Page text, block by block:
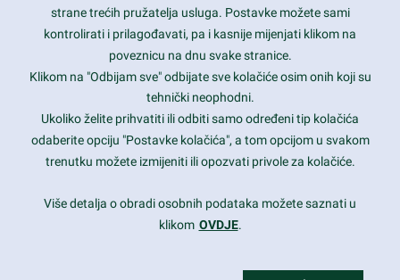
1600 Amphitheatre Parkway, Mountain View, CA 94043
prothemes.net@gmail.com
Daily: 9:00 am - 6:00 pm
Sunday: Closed
Copyright 2017FRESHFACE© All Rights Reserved
strane trećih pružatelja usluga. Postavke možete sami
kontrolirati i prilagođavati, pa i kasnije mijenjati klikom na
poveznicu na dnu svake stranice.
Klikom na "Odbijam sve" odbijate sve kolačiće osim onih koji su
tehnički neophodni.
Ukoliko želite prihvatiti ili odbiti samo određeni tip kolačića
odaberite opciju "Postavke kolačića", a tom opcijom u svakom
trenutku možete izmijeniti ili opozvati privole za kolačiće.
Više detalja o obradi osobnih podataka možete saznati u
klikom OVDJE.